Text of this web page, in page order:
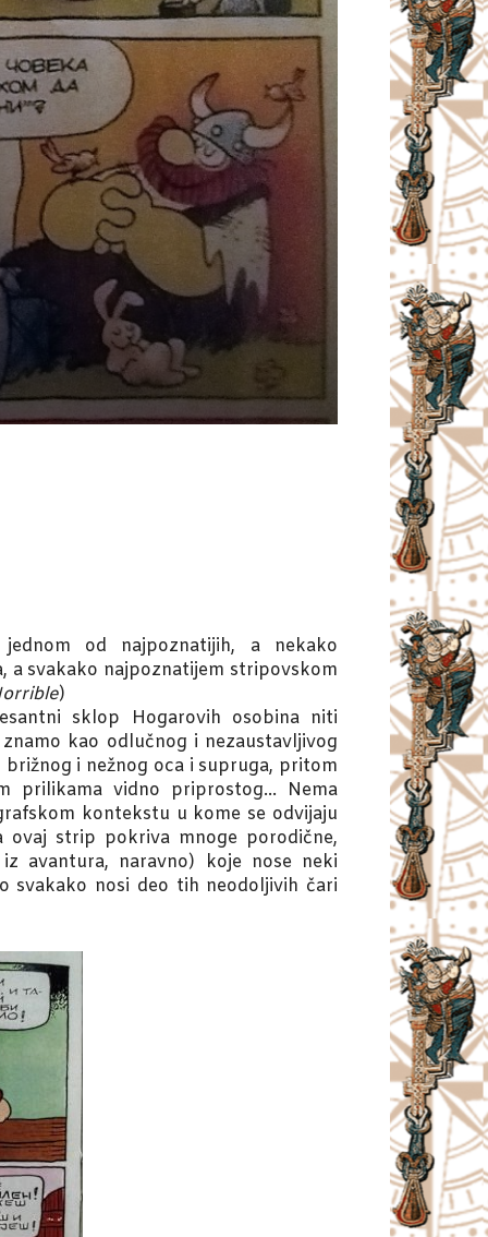
od najpoznatijih, a nekako
a svakako najpoznatijem stripovskom
)
sklop Hogarovih osobina niti
kao odlučnog i nezaustavljivog
i nežnog oca i supruga, pritom
prilikama vidno priprostog… Nema
kontekstu u kome se odvijaju
ovaj strip pokriva mnoge porodične,
avantura, naravno) koje nose neki
svakako nosi deo tih neodoljivih čari